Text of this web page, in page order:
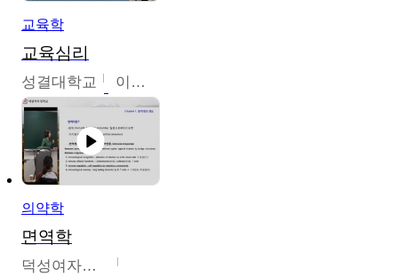
교육학
교육심리
성결대학교 이수경
의약학
면역학
덕성여자대학교